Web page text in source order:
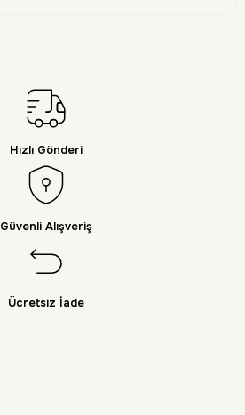
Hızlı Gönderi
Güvenli Alışveriş
Ücretsiz İade